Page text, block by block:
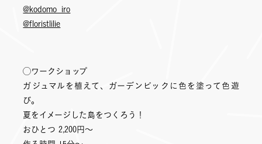
@kodomo_iro
@floristlilie
◯ワークショップ
ガジュマルを植えて、ガーデンピックに色を塗って色遊
び。
夏をイメージした島をつくろう！
おひとつ 2,200円～